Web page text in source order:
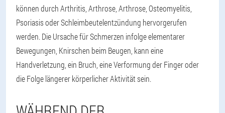
können durch Arthritis, Arthrose, Arthrose, Osteomyelitis,
Psoriasis oder Schleimbeutelentzündung hervorgerufen
werden. Die Ursache für Schmerzen infolge elementarer
Bewegungen, Knirschen beim Beugen, kann eine
Handverletzung, ein Bruch, eine Verformung der Finger oder
die Folge längerer körperlicher Aktivität sein.